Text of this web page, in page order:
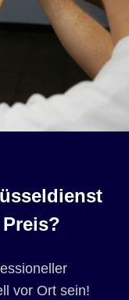
vor Ort sein!